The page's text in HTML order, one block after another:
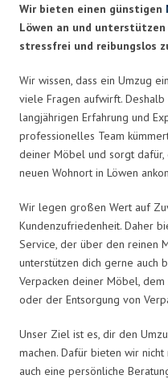
Wir bieten einen günstigen
Löwen an und unterstützen
stressfrei und reibungslos
Wir wissen, dass ein Umzug
viele Fragen aufwirft.
langjährigen Erfahrung und
professionelles Team
deiner Möbel und sorgt dafür,
neuen Wohnort in Löwen
Wir legen großen Wert auf
Kundenzufriedenheit. Daher
Service, der über den reinen
unterstützen dich gerne auch
Verpacken deiner Möbel,
oder der Entsorgung von
Unser Ziel ist es, dir den
machen. Dafür bieten wir
auch eine persönliche